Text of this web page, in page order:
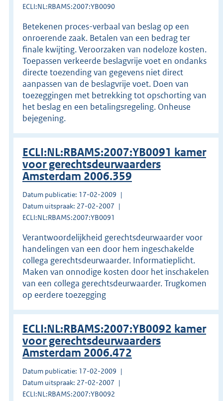
ECLI:NL:RBAMS:2007:YB0090
Betekenen proces-verbaal van beslag op een
onroerende zaak. Betalen van een bedrag ter
finale kwijting. Veroorzaken van nodeloze kosten.
Toepassen verkeerde beslagvrije voet en ondanks
directe toezending van gegevens niet direct
aanpassen van de beslagvrije voet. Doen van
toezeggingen met betrekking tot opschorting van
het beslag en een betalingsregeling. Onheuse
bejegening.
ECLI:NL:RBAMS:2007:YB0091 kamer
voor gerechtsdeurwaarders
Amsterdam 2006.359
Datum publicatie: 17-02-2009
Datum uitspraak: 27-02-2007
ECLI:NL:RBAMS:2007:YB0091
Verantwoordelijkheid gerechtsdeurwaarder voor
handelingen van een door hem ingeschakelde
collega gerechtsdeurwaarder. Informatieplicht.
Maken van onnodige kosten door het inschakelen
van een collega gerechtsdeurwaarder. Trugkomen
op eerdere toezegging
ECLI:NL:RBAMS:2007:YB0092 kamer
voor gerechtsdeurwaarders
Amsterdam 2006.472
Datum publicatie: 17-02-2009
Datum uitspraak: 27-02-2007
ECLI:NL:RBAMS:2007:YB0092